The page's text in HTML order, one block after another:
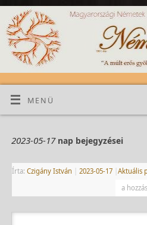
MENÜ
2023-05-17nap bejegyzései
Írta: Czigány István 2023-05-17
Aktuális
a